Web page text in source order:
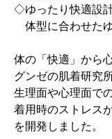
◇ゆったり快適設
体型に合わせた
体の「快適」から
グンゼの肌着研究
生理面や心理面で
着用時のストレス
を開発しました。